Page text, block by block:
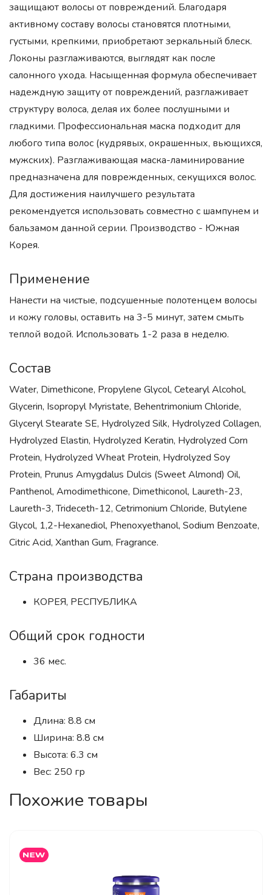
защищают волосы от повреждений. Благодаря
активному составу волосы становятся плотными,
густыми, крепкими, приобретают зеркальный блеск.
Локоны разглаживаются, выглядят как после
салонного ухода. Насыщенная формула обеспечивает
надеждную защиту от повреждений, разглаживает
структуру волоса, делая их более послушными и
гладкими. Профессиональная маска подходит для
любого типа волос (кудрявых, окрашенных, вьющихся,
мужских). Разглаживающая маска-ламинирование
предназначена для поврежденных, секущихся волос.
Для достижения наилучшего результата
рекомендуется использовать совместно с шампунем и
бальзамом данной серии. Производство - Южная
Корея.
Применение
Нанести на чистые, подсушенные полотенцем волосы
и кожу головы, оставить на 3-5 минут, затем смыть
теплой водой. Использовать 1-2 раза в неделю.
Состав
Water, Dimethicone, Propylene Glycol, Cetearyl Alcohol,
Glycerin, Isopropyl Myristate, Behentrimonium Chloride,
Glyceryl Stearate SE, Hydrolyzed Silk, Hydrolyzed Collagen,
Hydrolyzed Elastin, Hydrolyzed Keratin, Hydrolyzed Corn
Protein, Hydrolyzed Wheat Protein, Hydrolyzed Soy
Protein, Prunus Amygdalus Dulcis (Sweet Almond) Oil,
Panthenol, Amodimethicone, Dimethiconol, Laureth-23,
Laureth-3, Trideceth-12, Cetrimonium Chloride, Butylene
Glycol, 1,2-Hexanediol, Phenoxyethanol, Sodium Benzoate,
Citric Acid, Xanthan Gum, Fragrance.
Страна производства
КОРЕЯ, РЕСПУБЛИКА
Общий срок годности
36 мес.
Габариты
Длина: 8.8 см
Ширина: 8.8 см
Высота: 6.3 см
Вес: 250 гр
Похожие товары